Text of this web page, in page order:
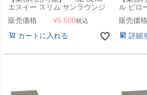
エスイー スリム サンラウンジ
ャー 用 ピロークッション 」 サ
マーベッド まくら ピロー
販売価格 ¥5,500税込
カートに入れる
ル ピロ
用
ら 水洗
販売
詳細